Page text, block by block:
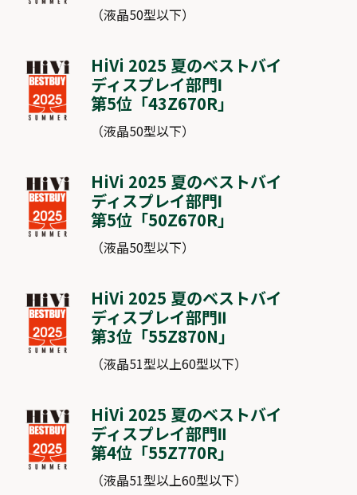
（液晶50型以下）
HiVi 2025 夏のベストバイ
ディスプレイ部門Ⅰ
第5位「43Z670R」
（液晶50型以下）
HiVi 2025 夏のベストバイ
ディスプレイ部門Ⅰ
第5位「50Z670R」
（液晶50型以下）
HiVi 2025 夏のベストバイ
ディスプレイ部門Ⅱ
第3位「55Z870N」
（液晶51型以上60型以下）
HiVi 2025 夏のベストバイ
ディスプレイ部門Ⅱ
第4位「55Z770R」
（液晶51型以上60型以下）